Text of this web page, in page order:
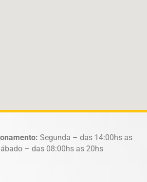
Segunda – das 14:00hs as
– das 08:00hs as 20hs